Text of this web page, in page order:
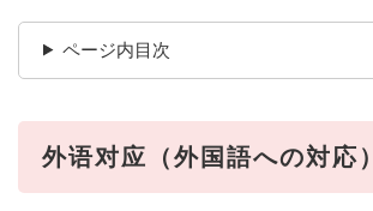
ページ内目次
外语对应（外国語への対応）